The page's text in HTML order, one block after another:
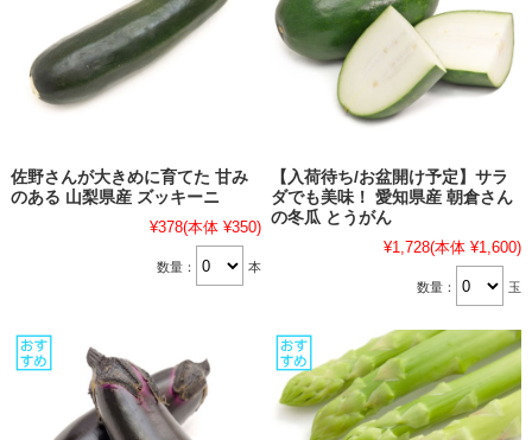
佐野さんが大きめに育てた 甘み
のある 山梨県産 ズッキーニ
¥378(本体 ¥350)
数量： 本
【入荷待ち/お盆開け予定】サラ
ダでも美味！ 愛知県産 朝倉さん
の冬瓜 とうがん
¥1,728(本体 ¥1,600)
数量： 玉